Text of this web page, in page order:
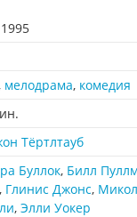
1995
, мелодрама, комедия
Тёртлтауб
Буллок, Билл
, Глинис Джонс,
, Элли Уокер